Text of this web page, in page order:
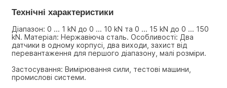
Технічні характеристики
Діапазон: 0 ... 1 kN до 0 ... 10 kN та 0 ... 15 kN до 0 ... 150
kN. Матеріал: Нержавіюча сталь. Особливості: Два
датчики в одному корпусі, два виходи, захист від
перевантаження для першого діапазону, малі розміри.
Застосування: Вимірювання сили, тестові машини,
промислові системи.